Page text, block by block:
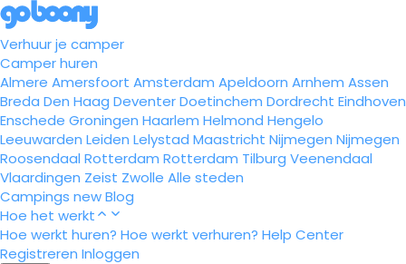
Verhuur je camper
Camper huren
Almere Amersfoort Amsterdam Apeldoorn Arnhem Assen
Breda Den Haag DeventerDoetinchem Dordrecht Eindhoven
Enschede Groningen Haarlem Helmond Hengelo
Leeuwarden Leiden Lelystad Maastricht Nijmegen Nijmegen
Roosendaal Rotterdam Rotterdam Tilburg Veenendaal
Vlaardingen Zeist Zwolle Alle steden
Campings newBlog
Hoe het werkt
Hoe werkt huren? Hoe werkt verhuren? Help Center
Registreren Inloggen